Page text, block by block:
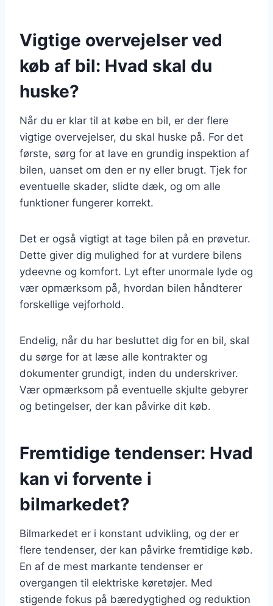
Vigtige overvejelser ved
køb af bil: Hvad skal du
huske?
Når du er klar til at købe en bil, er der flere
vigtige overvejelser, du skal huske på. For det
første, sørg for at lave en grundig inspektion af
bilen, uanset om den er ny eller brugt. Tjek for
eventuelle skader, slidte dæk, og om alle
funktioner fungerer korrekt.
Det er også vigtigt at tage bilen på en prøvetur.
Dette giver dig mulighed for at vurdere bilens
ydeevne og komfort. Lyt efter unormale lyde og
vær opmærksom på, hvordan bilen håndterer
forskellige vejforhold.
Endelig, når du har besluttet dig for en bil, skal
du sørge for at læse alle kontrakter og
dokumenter grundigt, inden du underskriver.
Vær opmærksom på eventuelle skjulte gebyrer
og betingelser, der kan påvirke dit køb.
Fremtidige tendenser: Hvad
kan vi forvente i
bilmarkedet?
Bilmarkedet er i konstant udvikling, og der er
flere tendenser, der kan påvirke fremtidige køb.
En af de mest markante tendenser er
overgangen til elektriske køretøjer. Med
stigende fokus på bæredygtighed og reduktion